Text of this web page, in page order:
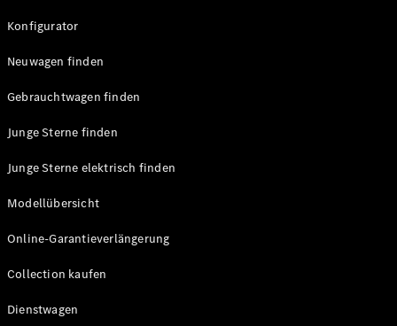
Übersicht
Fahren &
Assistenzsysteme
Fortschrittliche
Konfigurator
Neuwagen finden
Gebrauchtwagen finden
Junge Sterne finden
Junge Sterne elektrisch finden
Modellübersicht
Online-Garantieverlängerung
Collection kaufen
Dienstwagen